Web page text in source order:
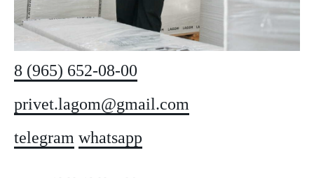
8 (965) 652-08-00
privet.lagom@gmail.com
telegram whatsapp